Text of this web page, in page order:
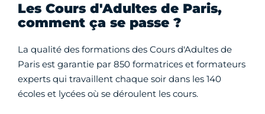
Les Cours d'Adultes de Paris,
comment ça se passe ?
La qualité des formations des Cours d'Adultes de
Paris est garantie par 850 formatrices et formateurs
experts qui travaillent chaque soir dans les 140
écoles et lycées où se déroulent les cours.